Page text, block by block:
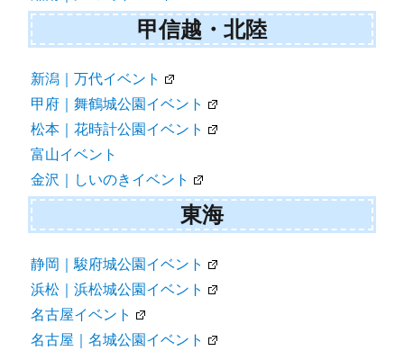
甲信越・北陸
新潟｜万代イベント
甲府｜舞鶴城公園イベント
松本｜花時計公園イベント
富山イベント
金沢｜しいのきイベント
東海
静岡｜駿府城公園イベント
浜松｜浜松城公園イベント
名古屋イベント
名古屋｜名城公園イベント